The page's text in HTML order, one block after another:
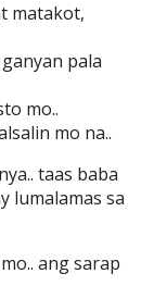
matakot,
pala
mo..
mo na..
taas baba
lumalamas sa
ang sarap